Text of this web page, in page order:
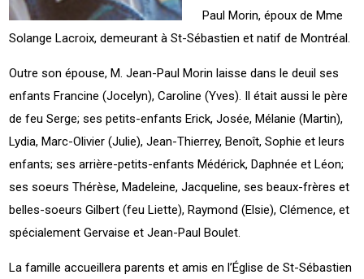
Paul Morin, époux de Mme
Solange Lacroix, demeurant à St-Sébastien et natif de Montréal.
Outre son épouse, M. Jean-Paul Morin laisse dans le deuil ses
enfants Francine (Jocelyn), Caroline (Yves). Il était aussi le père
de feu Serge; ses petits-enfants Erick, Josée, Mélanie (Martin),
Lydia, Marc-Olivier (Julie), Jean-Thierrey, Benoît, Sophie et leurs
enfants; ses arrière-petits-enfants Médérick, Daphnée et Léon;
ses soeurs Thérèse, Madeleine, Jacqueline, ses beaux-frères et
belles-soeurs Gilbert (feu Liette), Raymond (Elsie), Clémence, et
spécialement Gervaise et Jean-Paul Boulet.
La famille accueillera parents et amis en l’Église de St-Sébastien